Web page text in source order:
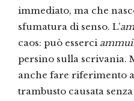
immediato, ma che
sfumatura di senso. L’
caos: può esserci
persino sulla scrivania.
anche fare riferimento
trambusto causata